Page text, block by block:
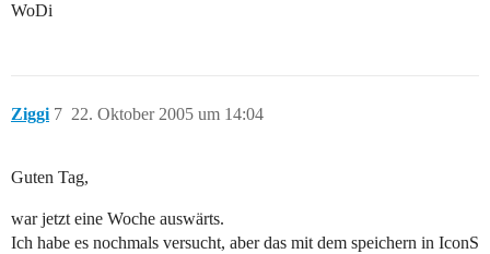
WoDi
Ziggi 22. Oktober 2005 um 14:04
7
Guten Tag,
war jetzt eine Woche auswärts.
Ich habe es nochmals versucht, aber das mit dem speichern in IconS